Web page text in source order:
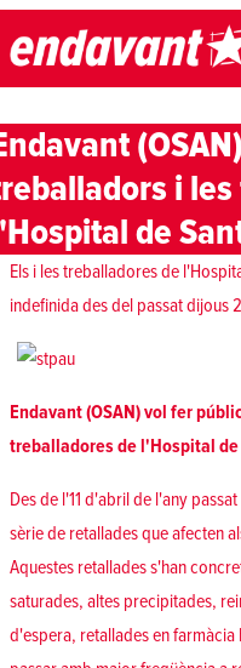
Skip to content
i
de
Els i les treballadores de
indefinidades del passat dijous
Endavant (OSAN) vol fer
treballadores de l'Hospital de
Des de l'11 d'abril de l'any
sèrie de retallades que afecten
Aquestes retallades s'han
saturades, altes precipitades,
d'espera, retallades en